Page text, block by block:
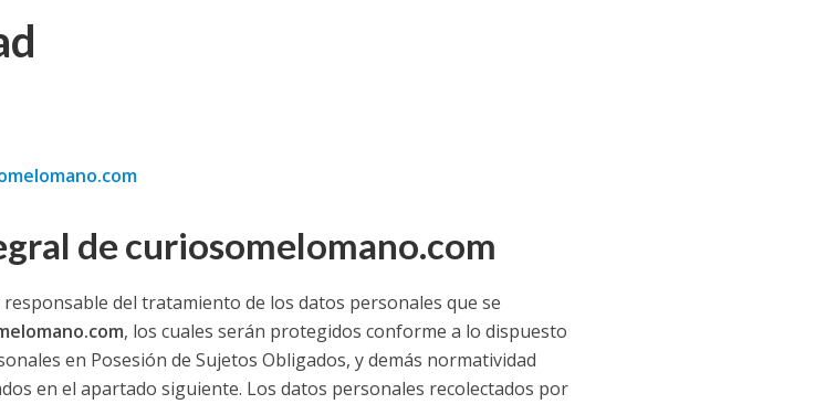
de curiosomelomano.com
del tratamiento de los datos personales que se
, los cuales serán protegidos conforme a lo dispuesto
en Posesión de Sujetos Obligados, y demás normatividad
en el apartado siguiente. Los datos personales recolectados por